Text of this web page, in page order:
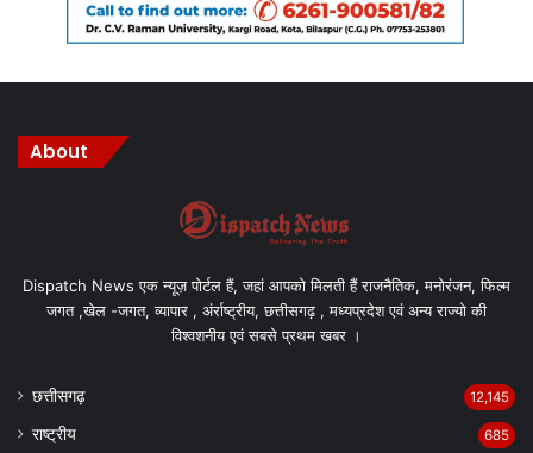
About
Dispatch News एक न्यूज़ पोर्टल हैं, जहां आपको मिलती हैं राजनैतिक, मनोरंजन, फिल्म
जगत ,खेल -जगत, व्यापार , अंर्राष्ट्रीय, छत्तीसगढ़ , मध्यप्रदेश एवं अन्य राज्यो की
विश्वशनीय एवं सबसे प्रथम खबर ।
छत्तीसगढ़ 12,145
राष्ट्रीय 685